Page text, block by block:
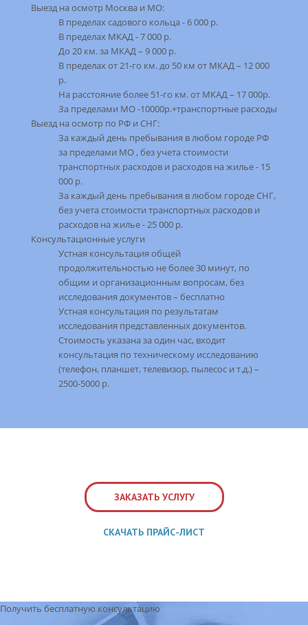
Выезд на оcмотр Москва и МО:
В пределах садового кольца - 6 000 р.
В пределах МКАД - 7 000 р.
До 20 км. за МКАД – 9 000 р.
В пределах от 21-го км. до 50 км от МКАД – 12 000
р.
На расстояние более 51-го км. от МКАД – 17 000р.
За пределами МО -10000р.+транспортные расходы
Выезд на осмотр по РФ и СНГ:
За каждый день пребывания в любом городе РФ
за пределами МО , без учета стоимости
транспортных расходов и расходов на жилье - 15
000 р.
За каждый день пребывания в любом городе СНГ,
без учета стоимости транспортных расходов и
расходов на жилье - 25 000 р.
Консультационные услуги
Устная консультация общей
продолжительностью не более 30 минут, по
общим и организационным вопросам, без
исследования документов – бесплатно
Устная консультация по результатам
исследования представленных документов.
Стоимость указана за один час, входит
консультация по техническому исследованию
(телефон, планшет, телевизор, пылесос и т.д.) –
2500-5000 р.
ЗАКАЗАТЬ УСЛУГУ
СКАЧАТЬ ПРАЙС-ЛИСТ
Получить бесплатную консультацию